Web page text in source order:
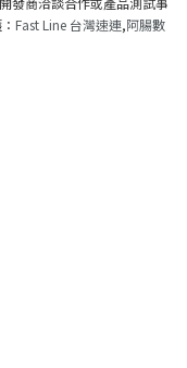
Fast Line 台灣速連,阿腸數